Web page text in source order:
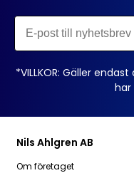
*VILLKOR: Gäller
har
Nils Ahlgren AB
Om företaget